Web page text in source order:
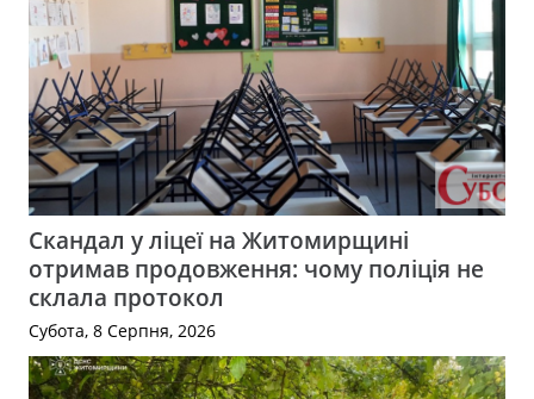
Скандал у ліцеї на Житомирщині
отримав продовження: чому поліція не
склала протокол
Субота, 8 Серпня, 2026